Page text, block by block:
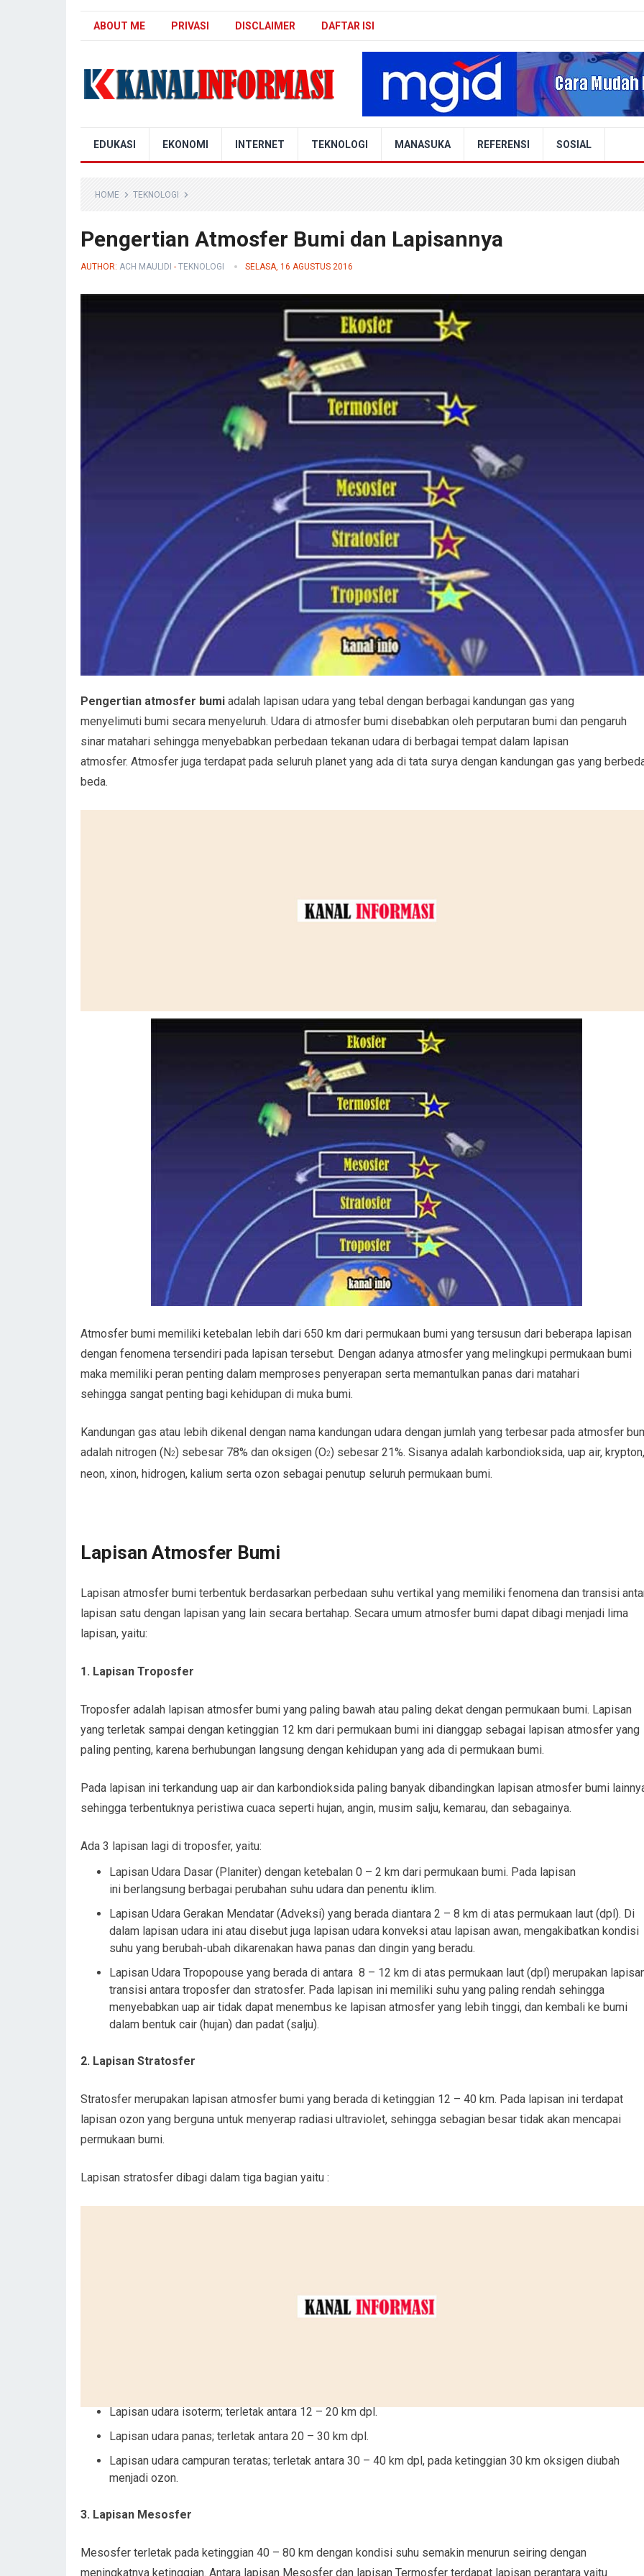
ABOUT ME PRIVASI DISCLAIMER DAFTAR ISI
EDUKASI EKONOMI INTERNET TEKNOLOGI MANASUKA REFERENSI SOSIAL
HOME TEKNOLOGI
Pengertian Atmosfer Bumi dan Lapisannya
AUTHOR: ACH MAULIDI - TEKNOLOGI SELASA, 16 AGUSTUS 2016
Pengertian atmosfer bumi adalah lapisan udara yang tebal dengan berbagai kandungan gas yang
menyelimuti bumi secara menyeluruh. Udara di atmosfer bumi disebabkan oleh perputaran bumi dan pengaruh
sinar matahari sehingga menyebabkan perbedaan tekanan udara di berbagai tempat dalam lapisan
atmosfer. Atmosfer juga terdapat pada seluruh planet yang ada di tata surya dengan kandungan gas yang
beda.
Atmosfer bumi memiliki ketebalan lebih dari 650 km dari permukaan bumi yang tersusun dari beberapa lapisan
dengan fenomena tersendiri pada lapisan tersebut. Dengan adanya atmosfer yang melingkupi permukaan bumi
maka memiliki peran penting dalam memproses penyerapan serta memantulkan panas dari matahari
sehingga sangat penting bagi kehidupan di muka bumi.
Kandungan gas atau lebih dikenal dengan nama kandungan udara dengan jumlah yang terbesar pada atmosfer
adalah nitrogen (N2) sebesar 78% dan oksigen (O2) sebesar 21%. Sisanya adalah karbondioksida, uap air, krypton,
neon, xinon, hidrogen, kalium serta ozon sebagai penutup seluruh permukaan bumi.
Lapisan Atmosfer Bumi
Lapisan atmosfer bumi terbentuk berdasarkan perbedaan suhu vertikal yang memiliki fenomena dan transisi
lapisan satu dengan lapisan yang lain secara bertahap. Secara umum atmosfer bumi dapat dibagi menjadi lima
lapisan, yaitu:
1. Lapisan Troposfer
Troposfer adalah lapisan atmosfer bumi yang paling bawah atau paling dekat dengan permukaan bumi. Lapisan
yang terletak sampai dengan ketinggian 12 km dari permukaan bumi ini dianggap sebagai lapisan atmosfer yang
paling penting, karena berhubungan langsung dengan kehidupan yang ada di permukaan bumi.
Pada lapisan ini terkandung uap air dan karbondioksida paling banyak dibandingkan lapisan atmosfer bumi
sehingga terbentuknya peristiwa cuaca seperti hujan, angin, musim salju, kemarau, dan sebagainya.
Ada 3 lapisan lagi di troposfer, yaitu:
Lapisan Udara Dasar (Planiter) dengan ketebalan 0 – 2 km dari permukaan bumi. Pada lapisan
ini berlangsung berbagai perubahan suhu udara dan penentu iklim.
Lapisan Udara Gerakan Mendatar (Adveksi) yang berada diantara 2 – 8 km di atas permukaan laut (dpl). Di
dalam lapisan udara ini atau disebut juga lapisan udara konveksi atau lapisan awan, mengakibatkan kondisi
suhu yang berubah-ubah dikarenakan hawa panas dan dingin yang beradu.
Lapisan Udara Tropopouse yang berada di antara 8 – 12 km di atas permukaan laut (dpl) merupakan
transisi antara troposfer dan stratosfer. Pada lapisan ini memiliki suhu yang paling rendah sehingga
menyebabkan uap air tidak dapat menembus ke lapisan atmosfer yang lebih tinggi, dan kembali ke bumi
dalam bentuk cair (hujan) dan padat (salju).
2. Lapisan Stratosfer
Stratosfer merupakan lapisan atmosfer bumi yang berada di ketinggian 12 – 40 km. Pada lapisan ini terdapat
lapisan ozon yang berguna untuk menyerap radiasi ultraviolet, sehingga sebagian besar tidak akan mencapai
permukaan bumi.
Lapisan stratosfer dibagi dalam tiga bagian yaitu :
Lapisan udara isoterm; terletak antara 12 – 20 km dpl.
Lapisan udara panas; terletak antara 20 – 30 km dpl.
Lapisan udara campuran teratas; terletak antara 30 – 40 km dpl, pada ketinggian 30 km oksigen diubah
menjadi ozon.
3. Lapisan Mesosfer
Mesosfer terletak pada ketinggian 40 – 80 km dengan kondisi suhu semakin menurun seiring dengan
meningkatnya ketinggian. Antara lapisan Mesosfer dan lapisan Termosfer terdapat lapisan perantara yaitu